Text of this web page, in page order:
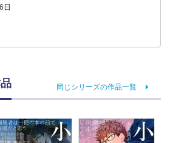
日
同じシリーズの作品一覧